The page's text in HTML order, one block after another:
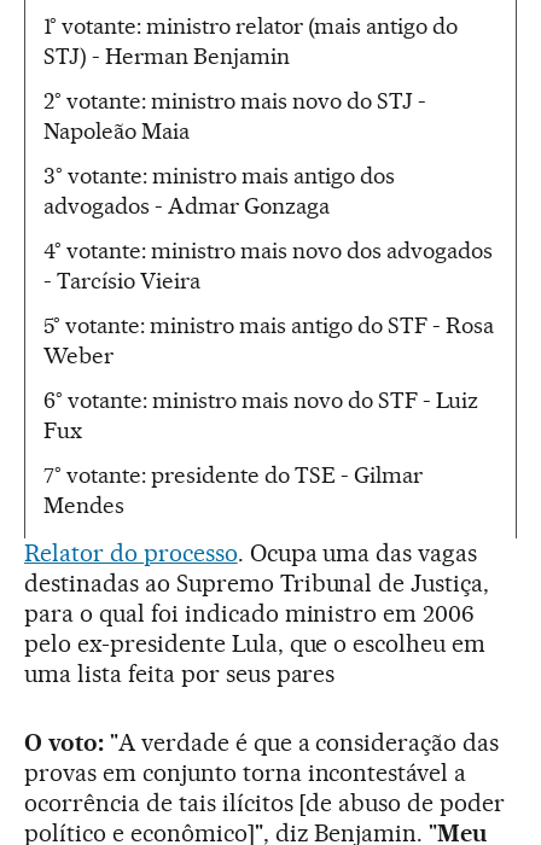
1° votante: ministro relator (mais antigo do
STJ) - Herman Benjamin
2° votante: ministro mais novo do STJ -
Napoleão Maia
3° votante: ministro mais antigo dos
advogados - Admar Gonzaga
4° votante: ministro mais novo dos advogados
- Tarcísio Vieira
5° votante: ministro mais antigo do STF - Rosa
Weber
6° votante: ministro mais novo do STF - Luiz
Fux
7° votante: presidente do TSE - Gilmar
Mendes
Relator do processo. Ocupa uma das vagas
destinadas ao Supremo Tribunal de Justiça,
para o qual foi indicado ministro em 2006
pelo ex-presidente Lula, que o escolheu em
uma lista feita por seus pares
O voto:"A verdade é que a consideração das
provas em conjunto torna incontestável a
ocorrência de tais ilícitos [de abuso de poder
político e econômico]", diz Benjamin. "Meu